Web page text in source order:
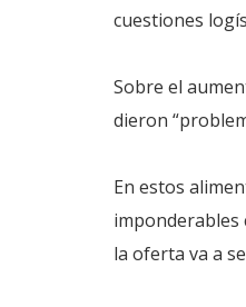
cuestiones
Sobre el
dieron
En estos
imponderables
la oferta va a